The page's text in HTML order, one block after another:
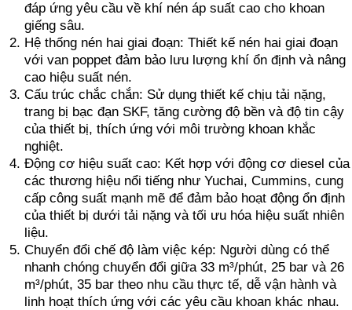
đáp ứng yêu cầu về khí nén áp suất cao cho khoan
giếng sâu.
Hệ thống nén hai giai đoạn: Thiết kế nén hai giai đoạn
với van poppet đảm bảo lưu lượng khí ổn định và nâng
cao hiệu suất nén.
Cấu trúc chắc chắn: Sử dụng thiết kế chịu tải nặng,
trang bị bạc đạn SKF, tăng cường độ bền và độ tin cậy
của thiết bị, thích ứng với môi trường khoan khắc
nghiệt.
Động cơ hiệu suất cao: Kết hợp với động cơ diesel của
các thương hiệu nổi tiếng như Yuchai, Cummins, cung
cấp công suất mạnh mẽ để đảm bảo hoạt động ổn định
của thiết bị dưới tải nặng và tối ưu hóa hiệu suất nhiên
liệu.
Chuyển đổi chế độ làm việc kép: Người dùng có thể
nhanh chóng chuyển đổi giữa 33 m³/phút, 25 bar và 26
m³/phút, 35 bar theo nhu cầu thực tế, dễ vận hành và
linh hoạt thích ứng với các yêu cầu khoan khác nhau.